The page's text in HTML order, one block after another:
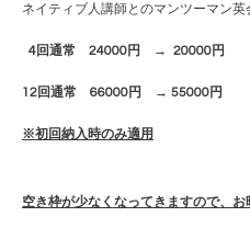
ネイティブ人講師とのマンツーマン英
4回通常 24000円 → 20000円
12回通常 66000円 → 55000円
※初回納入時のみ適用
空き枠が少なくなってきますので、